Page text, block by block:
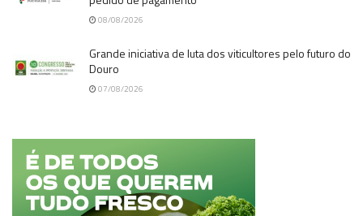
08/08/2026
Grande iniciativa de luta dos viticultores pelo futuro do
Douro
07/08/2026